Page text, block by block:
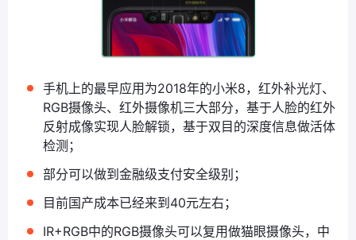
手机上的最早应用为2018年的小米8，红外补光灯、
RGB摄像头、红外摄像机三大部分，基于人脸的红外
反射成像实现人脸解锁，基于双目的深度信息做活体
检测；
部分可以做到金融级支付安全级别；
目前国产成本已经来到40元左右；
IR+RGB中的RGB摄像头可以复用做猫眼摄像头，中